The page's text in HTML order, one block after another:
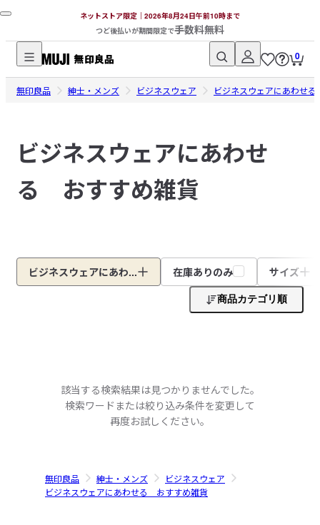
ネットストア限定｜2026年8月24日午前10時まで
つど後払いが期間限定で手数料無料
無
印
ネ
ッ
0
無印良品 紳士・メンズ ビジネスウェア ビジネスウェアにあわせ
ビジネスウェアにあわせ
る おすすめ雑貨
ビジネスウェアにあわ... 在庫ありのみ サイズ
商品カテゴリ順
該当する検索結果は見つかりませんでした。
検索ワードまたは絞り込み条件を変更して
再度お試しください。
無印良品 紳士・メンズ
ビジネスウェア
ビジネスウェアにあわせる おすすめ雑貨